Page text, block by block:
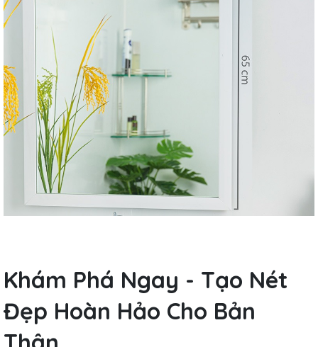
Khám Phá Ngay - Tạo Nét
Đẹp Hoàn Hảo Cho Bản